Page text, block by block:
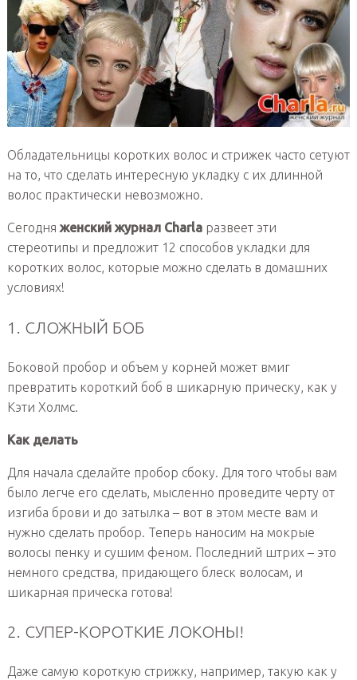
Обладательницы коротких волос и стрижек часто сетуют
на то, что сделать интересную укладку с их длинной
волос практически невозможно.
Сегодня женский журнал Charlaразвеет эти
стереотипы и предложит 12 способов укладки для
коротких волос, которые можно сделать в домашних
условиях!
1. СЛОЖНЫЙ БОБ
Боковой пробор и объем у корней может вмиг
превратить короткий боб в шикарную прическу, как у
Кэти Холмс.
Как делать
Для начала сделайте пробор сбоку. Для того чтобы вам
было легче его сделать, мысленно проведите черту от
изгиба брови и до затылка – вот в этом месте вам и
нужно сделать пробор. Теперь наносим на мокрые
волосы пенку и сушим феном. Последний штрих – это
немного средства, придающего блеск волосам, и
шикарная прическа готова!
2. СУПЕР-КОРОТКИЕ ЛОКОНЫ!
Даже самую короткую стрижку, например, такую как у